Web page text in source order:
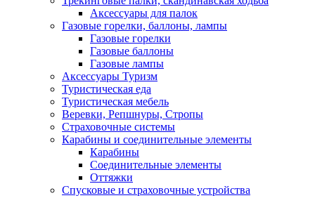
Аксессуары для палок
Газовые горелки, баллоны, лампы
Газовые горелки
Газовые баллоны
Газовые лампы
Аксессуары Туризм
Туристическая еда
Туристическая мебель
Веревки, Репшнуры, Стропы
Страховочные системы
Карабины и соединительные элементы
Карабины
Соединительные элементы
Оттяжки
Спусковые и страховочные устройства